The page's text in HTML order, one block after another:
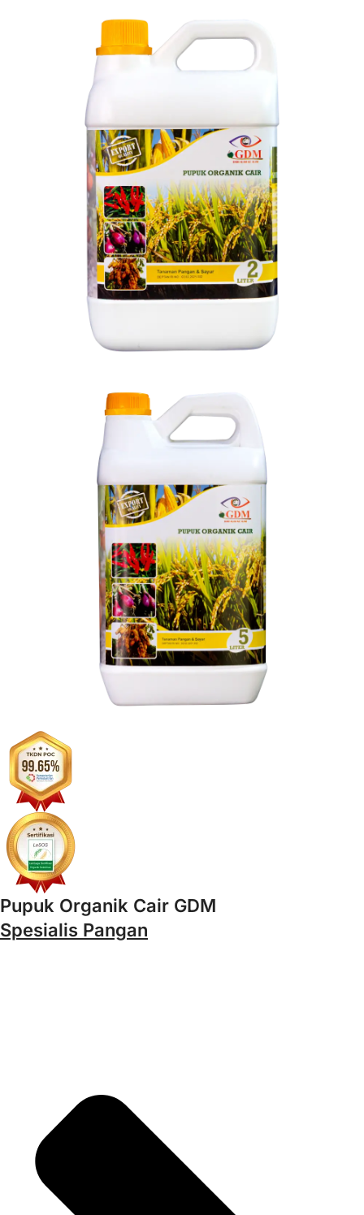
Pupuk Organik Cair GDM
Spesialis Pangan